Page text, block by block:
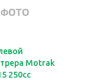
Motrak
250сс